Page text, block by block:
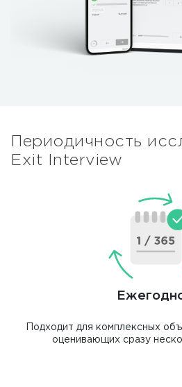
Периодичность
Exit Interview
Подходит для комплексных
оценивающих сразу